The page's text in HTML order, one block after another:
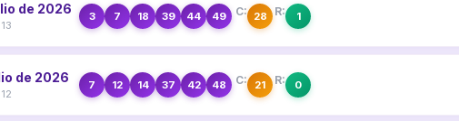
de 2026 3 7 18 39 44 49 C: 28 R: 1
de 2026 7 12 14 37 42 48 C: 21 R: 0